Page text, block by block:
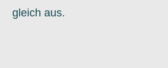
gleich aus.